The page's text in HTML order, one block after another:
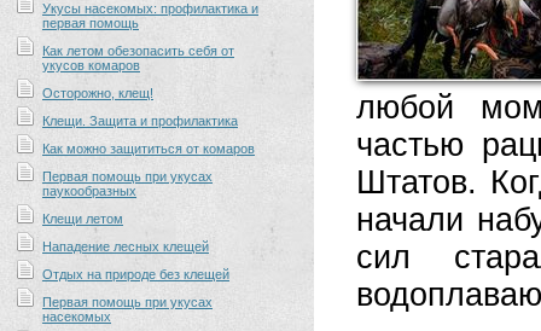
Укусы насекомых: профилактика и
первая помощь
Как летом обезопасить себя от
укусов комаров
Осторожно, клещ!
Клещи. Защита и профилактика
Как можно защититься от комаров
Первая помощь при укусах
паукообразных
Клещи летом
Нападение лесных клещей
Отдых на природе без клещей
Первая помощь при укусах
насекомых
любой
частью
Штатов.
начали
сил